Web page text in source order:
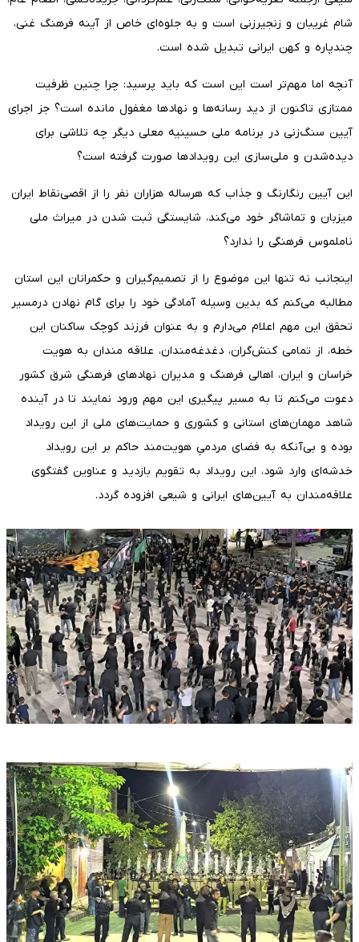
شام غریبان‌ و زنجیرزنی است و به جلوه‌ای خاص از آینه فرهنگ غنی،
چندپاره و کهن ایرانی تبدیل شده است.
آنچه اما مهم‌تر است این است که باید پرسید: چرا چنین ظرفیت
ممتازی تاکنون از دید رسانه‌ها و نهادها مغفول مانده است؟ جز اجرای
آیین‌ سنگ‌زنی در برنامه ملی حسینیه معلی دیگر چه تلاشی برای
دیده‌شدن و ملی‌سازی این رویداد‌ها صورت گرفته است؟
این آیین رنگارنگ و جذاب که هرساله هزاران نفر را از اقصی‌نقاط ایران
میزبان و تماشاگر خود می‌کند، شایستگی ثبت شدن در میراث ملی
ناملموس فرهنگی را ندارد؟
اینجانب نه تنها این موضوع را از تصمیم‌گیران و حکمرانان این استان
مطالبه می‌کنم که بدین وسیله آمادگی خود را برای گام نهادن درمسیر
تحقق این مهم اعلام می‌دارم و به عنوان فرزند کوچک ساکنان این
خطه، از تمامی کنش‌گران، دغدغه‌مندان، علاقه مندان به هویت
خراسان و ایران، اهالی فرهنگ و مدیران نهادهای فرهنگی شرق کشور
دعوت می‌کنم تا به مسیر پیگیری این مهم ورود نمایند تا در آینده
شاهد مهمان‌های استانی و کشوری و حمایت‌های ملی از این رویداد
بوده و بی‌آنکه به فضای مردمیِ هویت‌مند حاکم بر این رویداد
خدشه‌ای وارد شود، این رویداد به تقویم بازدید و عناوین گفتگوی
علاقه‌مندان به آیین‌های ایرانی و شیعی افزوده گردد.